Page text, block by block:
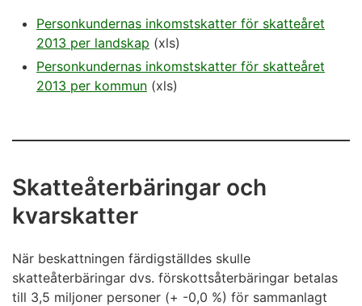
Personkundernas inkomstskatter för skatteåret
2013 per landskap (xls)
Personkundernas inkomstskatter för skatteåret
2013 per kommun (xls)
Skatteåterbäringar och
kvarskatter
När beskattningen färdigställdes skulle
skatteåterbäringar dvs. förskottsåterbäringar betalas
till 3,5 miljoner personer (+ -0,0 %) för sammanlagt